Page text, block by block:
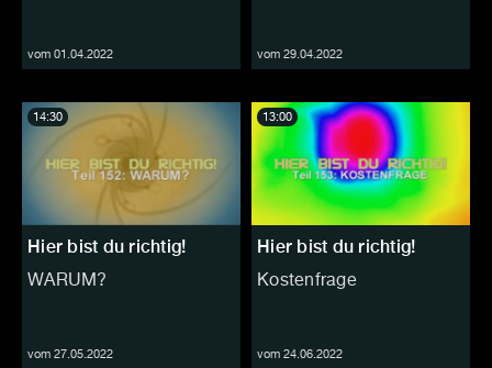
vom 01.04.2022 vom 29.04.2022
Hier bist du richtig!
WARUM?
vom 27.05.2022
14:30
Hier bist du richtig!
Kostenfrage
vom 24.06.2022
13:00